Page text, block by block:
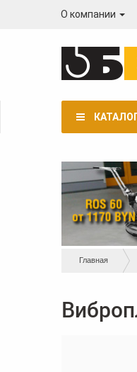
О компании
Вы
Главная